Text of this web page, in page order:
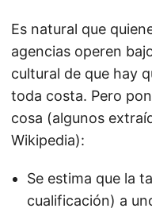
Es natural que
agencias operen
cultural de que hay
toda costa. Pero
cosa (algunos
Wikipedia):
Se estima que la
cualificación) a